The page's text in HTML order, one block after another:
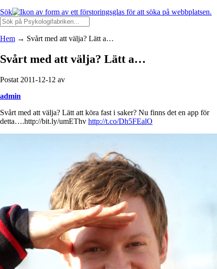
Sök
Hem → Svårt med att välja? Lätt a…
Svårt med att välja? Lätt a…
Postat 2011-12-12 av
admin
Svårt med att välja? Lätt att köra fast i saker? Nu finns det en app för
detta….http://bit.ly/umEThv http://t.co/Dh5FEalO